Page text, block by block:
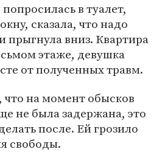
в туалет,
сказала, что надо
прыгнула вниз. Квартира
этаже, девушка
от полученных травм.
что на момент обысков
не была задержана, это
после. Ей грозило
свободы.